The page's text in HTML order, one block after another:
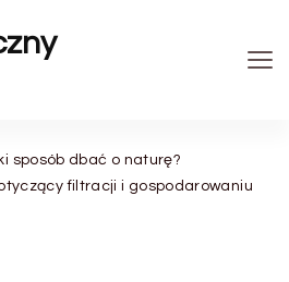
sposób dbać o naturę?
filtracji i gospodarowaniu